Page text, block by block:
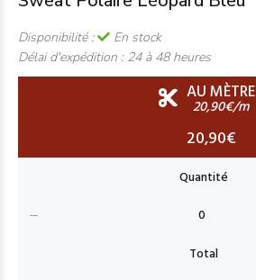
Disponibilité :
En stock
Délai d'expédition : 24 à 48 heures
AU MÈTRE
20,90€/m
20,90€